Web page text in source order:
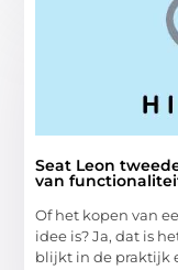
Seat Leon
van
Of het kopen van
idee is? Ja, dat is
blijkt in de praktijk